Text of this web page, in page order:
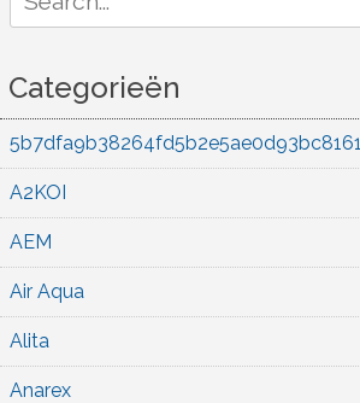
for:
Categorieën
5b7dfa9b38264fd5b2e5ae0d93bc8161
A2KOI
AEM
Air Aqua
Alita
Anarex